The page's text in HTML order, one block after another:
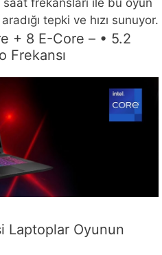
saat frekansları ile bu oyun
tepki ve hızı sunuyor.
+ 8 E-Core – • 5.2
Frekansı
Laptoplar Oyunun